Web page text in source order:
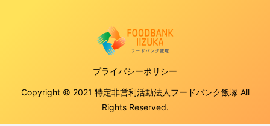
プライバシーポリシー
Copyright © 2021 特定非営利活動法人フードバンク飯塚 All
Rights Reserved.